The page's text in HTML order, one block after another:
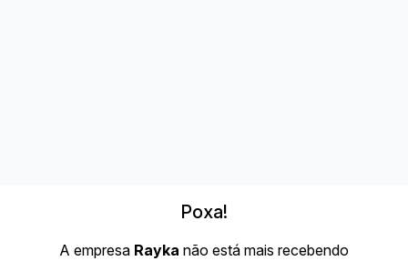
Poxa!
A empresa Rayka não está mais recebendo